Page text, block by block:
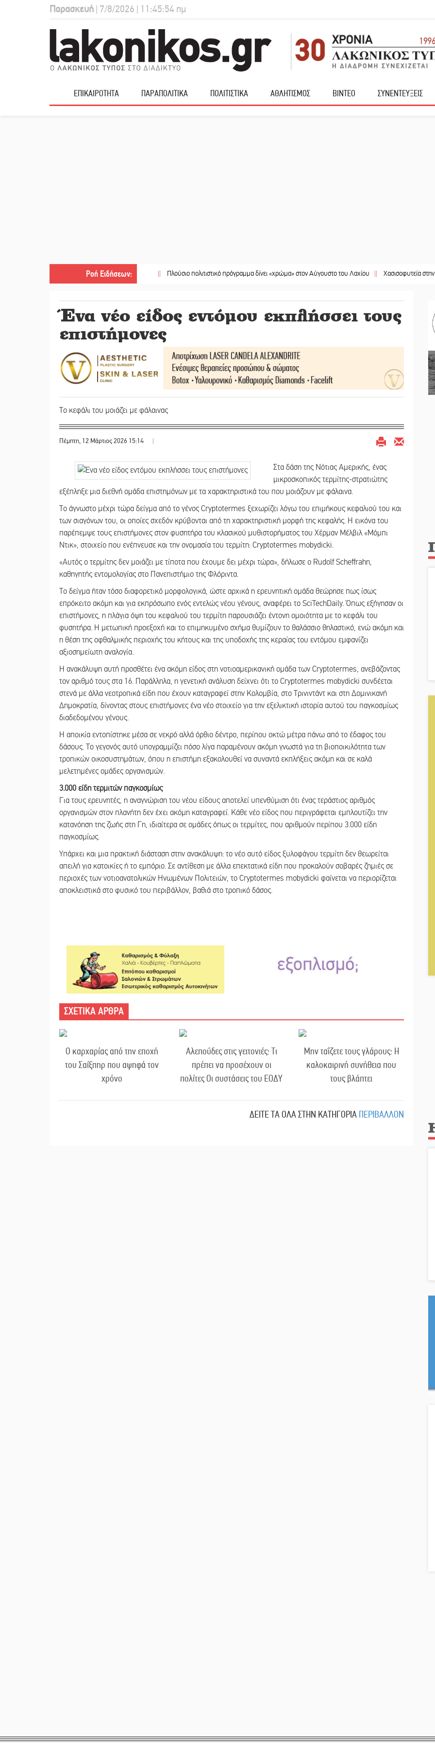
Παρασκευή | 7/8/2026 | 11:45:55 πμ
ΕΠΙΚΑΙΡΟΤΗΤΑ ΠΑΡΑΠΟΛΙΤΙΚΑ ΠΟΛΙΤΙΣΤΙΚΑ ΑΘΛΗΤΙΣΜΟΣ ΒΙΝΤΕΟ ΣΥΝΕΝΤΕΥΞΕΙΣ
Ροή Ειδήσεων:
|| Πλούσιο πολιτιστικό πρόγραμμα δίνει «χρώμα» στον Αύγουστο του Λαχίου || Χασισοφυτεία στην
Ένα νέο είδος εντόμου εκπλήσσει τους
επιστήμονες
Το κεφάλι του μοιάζει με φάλαινας
Πέμπτη, 12 Μάρτιος 2026 15:14 |
Στα δάση της Νότιας Αμερικής, ένας
μικροσκοπικός τερμίτης-στρατιώτης
εξέπληξε μια διεθνή ομάδα επιστημόνων με τα χαρακτηριστικά του που μοιάζουν με φάλαινα.
Το άγνωστο μέχρι τώρα δείγμα από το γένος Cryptotermes ξεχωρίζει λόγω του επιμήκους κεφαλιού του και
των σιαγόνων του, οι οποίες σχεδόν κρύβονται από τη χαρακτηριστική μορφή της κεφαλής. Η εικόνα του
παρέπεμψε τους επιστήμονες στον φυσητήρα του κλασικού μυθιστορήματος του Χέρμαν Μέλβιλ «Μόμπι
Ντικ», στοιχείο που ενέπνευσε και την ονομασία του τερμίτη: Cryptotermes mobydicki.
«Αυτός ο τερμίτης δεν μοιάζει με τίποτα που έχουμε δει μέχρι τώρα», δήλωσε ο Rudolf Scheffrahn,
καθηγητής εντομολογίας στο Πανεπιστήμιο της Φλόριντα.
Το δείγμα ήταν τόσο διαφορετικό μορφολογικά, ώστε αρχικά η ερευνητική ομάδα θεώρησε πως ίσως
επρόκειτο ακόμη και για εκπρόσωπο ενός εντελώς νέου γένους, αναφέρει το SciTechDaily. Όπως εξήγησαν οι
επιστήμονες, η πλάγια όψη του κεφαλιού του τερμίτη παρουσιάζει έντονη ομοιότητα με το κεφάλι του
φυσητήρα. Η μετωπική προεξοχή και το επιμηκυμένο σχήμα θυμίζουν το θαλάσσιο θηλαστικό, ενώ ακόμη και
η θέση της οφθαλμικής περιοχής του κήτους και της υποδοχής της κεραίας του εντόμου εμφανίζει
αξιοσημείωτη αναλογία.
Η ανακάλυψη αυτή προσθέτει ένα ακόμη είδος στη νοτιοαμερικανική ομάδα των Cryptotermes, ανεβάζοντας
τον αριθμό τους στα 16. Παράλληλα, η γενετική ανάλυση δείχνει ότι το Cryptotermes mobydicki συνδέεται
στενά με άλλα νεοτροπικά είδη που έχουν καταγραφεί στην Κολομβία, στο Τρινιντάντ και στη Δομινικανή
Δημοκρατία, δίνοντας στους επιστήμονες ένα νέο στοιχείο για την εξελικτική ιστορία αυτού του παγκοσμίως
διαδεδομένου γένους.
Η αποικία εντοπίστηκε μέσα σε νεκρό αλλά όρθιο δέντρο, περίπου οκτώ μέτρα πάνω από το έδαφος του
δάσους. Το γεγονός αυτό υπογραμμίζει πόσο λίγα παραμένουν ακόμη γνωστά για τη βιοποικιλότητα των
τροπικών οικοσυστημάτων, όπου η επιστήμη εξακολουθεί να συναντά εκπλήξεις ακόμη και σε καλά
μελετημένες ομάδες οργανισμών.
3.000 είδη τερμιτών παγκοσμίως
Για τους ερευνητές, η αναγνώριση του νέου είδους αποτελεί υπενθύμιση ότι ένας τεράστιος αριθμός
οργανισμών στον πλανήτη δεν έχει ακόμη καταγραφεί. Κάθε νέο είδος που περιγράφεται εμπλουτίζει την
κατανόηση της ζωής στη Γη, ιδιαίτερα σε ομάδες όπως οι τερμίτες, που αριθμούν περίπου 3.000 είδη
παγκοσμίως.
Υπάρχει και μια πρακτική διάσταση στην ανακάλυψη: το νέο αυτό είδος ξυλοφάγου τερμίτη δεν θεωρείται
απειλή για κατοικίες ή το εμπόριο. Σε αντίθεση με άλλα επεκτατικά είδη που προκαλούν σοβαρές ζημιές σε
περιοχές των νοτιοανατολικών Ηνωμένων Πολιτειών, το Cryptotermes mobydicki φαίνεται να περιορίζεται
αποκλειστικά στο φυσικό του περιβάλλον, βαθιά στο τροπικό δάσος.
ΣΧΕΤΙΚΑ ΑΡΘΡΑ
Ο καρχαρίας από την εποχή
του Σαίξπηρ που αψηφά τον
χρόνο
Αλεπούδες στις γειτονιές: Τι
πρέπει να προσέχουν οι
πολίτες Οι συστάσεις του ΕΟΔΥ
Μην ταΐζετε τους γλάρους: Η
καλοκαιρινή συνήθεια που
τους βλάπτει
ΔΕΙΤΕ ΤΑ ΟΛΑ ΣΤΗΝ ΚΑΤΗΓΟΡΙΑ ΠΕΡΙΒΑΛΛΟΝ